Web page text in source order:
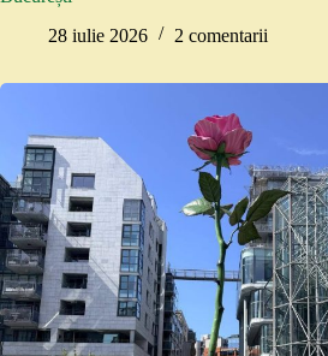
28 iulie 2026
2 comentarii